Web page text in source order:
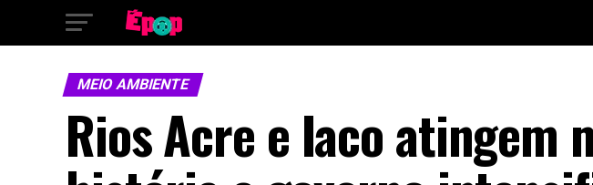
MEIO AMBIENTE
Rios Acre e Iaco atingem